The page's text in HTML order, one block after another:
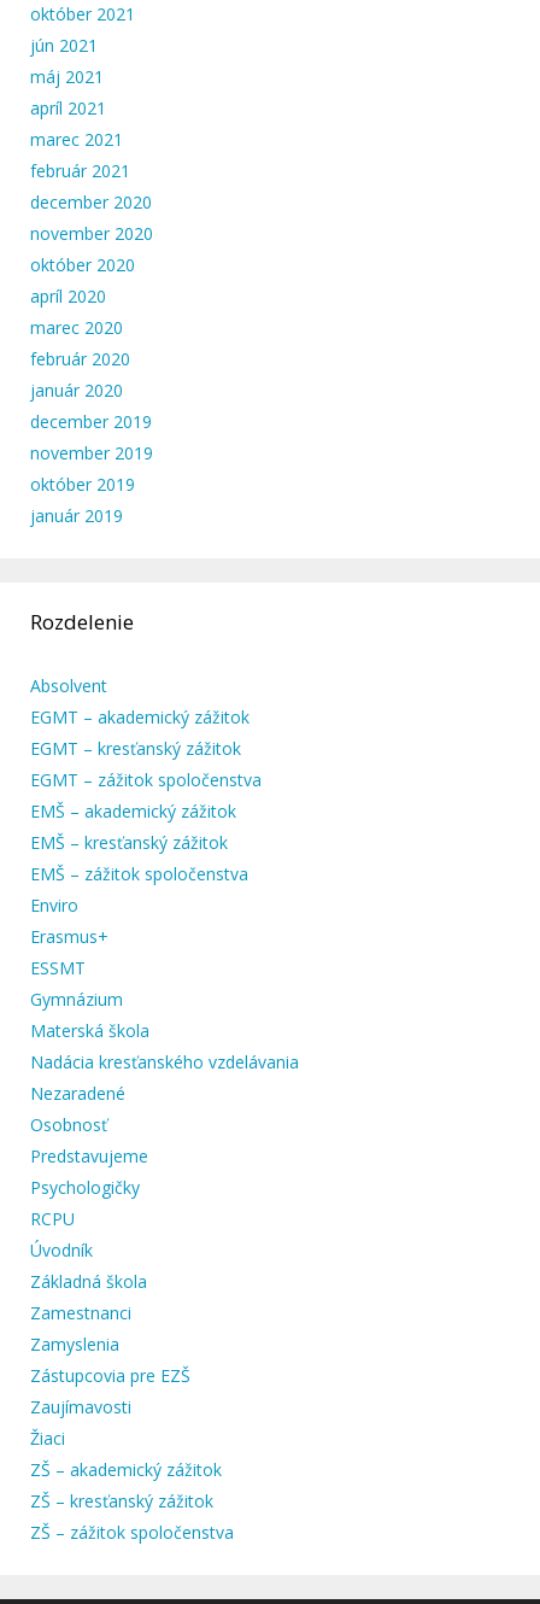
október 2021
jún 2021
máj 2021
apríl 2021
marec 2021
február 2021
december 2020
november 2020
október 2020
apríl 2020
marec 2020
február 2020
január 2020
december 2019
november 2019
október 2019
január 2019
Rozdelenie
Absolvent
EGMT – akademický zážitok
EGMT – kresťanský zážitok
EGMT – zážitok spoločenstva
EMŠ – akademický zážitok
EMŠ – kresťanský zážitok
EMŠ – zážitok spoločenstva
Enviro
Erasmus+
ESSMT
Gymnázium
Materská škola
Nadácia kresťanského vzdelávania
Nezaradené
Osobnosť
Predstavujeme
Psychologičky
RCPU
Úvodník
Základná škola
Zamestnanci
Zamyslenia
Zástupcovia pre EZŠ
Zaujímavosti
Žiaci
ZŠ – akademický zážitok
ZŠ – kresťanský zážitok
ZŠ – zážitok spoločenstva